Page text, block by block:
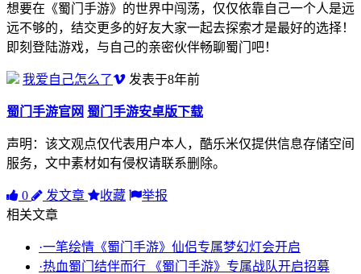
想要在《蜀门手游》的世界中闯荡，仅仅依靠自己一个人是远
远不够的，结交更多的好友大家一起去探索才是最好的选择！
即刻登陆游戏，与自己的亲密伙伴畅聊蜀门吧！
我爱自己怎么了 发表于8年前
蜀门手游官网 蜀门手游安卓版下载
声明：该文观点仅代表用户本人，酷乐米仅提供信息存储空间
服务，文中素材如有侵权请联系删除。
0 发文章 收藏
举报
相关文章
·一笔绘情《蜀门手游》仙侣专属梦幻灯会开启
·热血蜀门结伴而行 《蜀门手游》专属战队开启招募